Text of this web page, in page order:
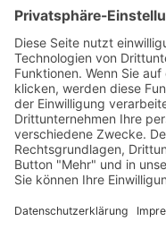
Ergebnis Rennen 1
Bericht Rennen 1
Nennungsliste Rennen 2
Startaufstellung Rennen 2
Ergebnis Rennen 2
Rundentabelle Rennen 2
Bericht Rennen 2
Impressum